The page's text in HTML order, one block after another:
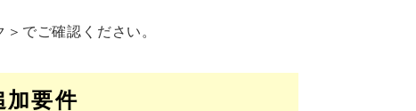
＞ でご確認ください。
加要件